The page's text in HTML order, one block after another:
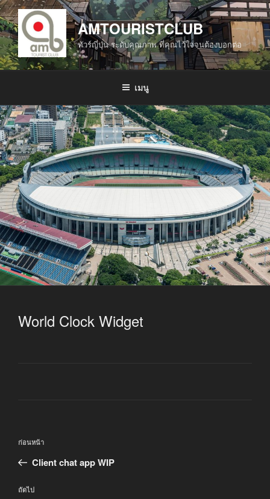
ข้าม
ไป
ยัง
บทความ
AMTOURISTCLUB
ทัวร์ญี่ปุ่น ระดับคุณภาพ ที่คุณไว้ใจจนต้องบอกต่อ
เมนู
World Clock Widget
แนะแนว
เรื่อง
เรื่อง
ก่อน
ก่อนหน้า
Client chat app WIP
เรื่อง
ถัดไป